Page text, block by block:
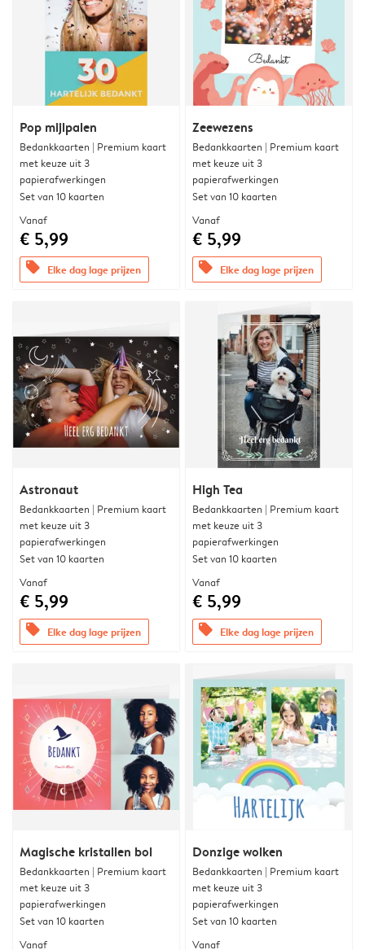
Pop mijlpalen
Bedankkaarten | Premium kaart
met keuze uit 3
papierafwerkingen
Set van 10 kaarten
Vanaf
€ 5,99
offers Elke dag lage prijzen
Zeewezens
Bedankkaarten | Premium kaart
met keuze uit 3
papierafwerkingen
Set van 10 kaarten
Vanaf
€ 5,99
offers Elke dag lage prijzen
Astronaut
Bedankkaarten | Premium kaart
met keuze uit 3
papierafwerkingen
Set van 10 kaarten
Vanaf
€ 5,99
offers Elke dag lage prijzen
High Tea
Bedankkaarten | Premium kaart
met keuze uit 3
papierafwerkingen
Set van 10 kaarten
Vanaf
€ 5,99
offers Elke dag lage prijzen
Magische kristallen bol
Bedankkaarten | Premium kaart
met keuze uit 3
papierafwerkingen
Set van 10 kaarten
Vanaf
Donzige wolken
Bedankkaarten | Premium kaart
met keuze uit 3
papierafwerkingen
Set van 10 kaarten
Vanaf